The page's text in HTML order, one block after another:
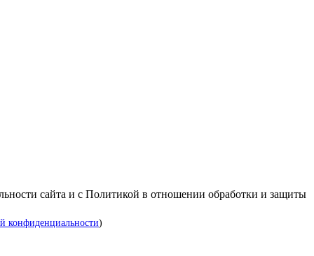
сайта и с Политикой в отношении обработки и защиты
конфиденциальности)